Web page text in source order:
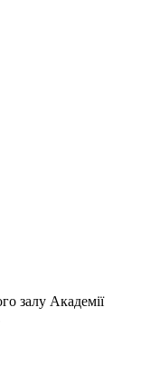
залу Академії